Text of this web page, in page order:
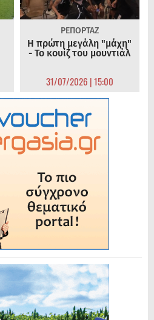
ΡΕΠΟΡΤΑΖ
Η πρώτη μεγάλη "μάχη"
- Το κουίζ του μουντιάλ
31/07/2026 | 15:00